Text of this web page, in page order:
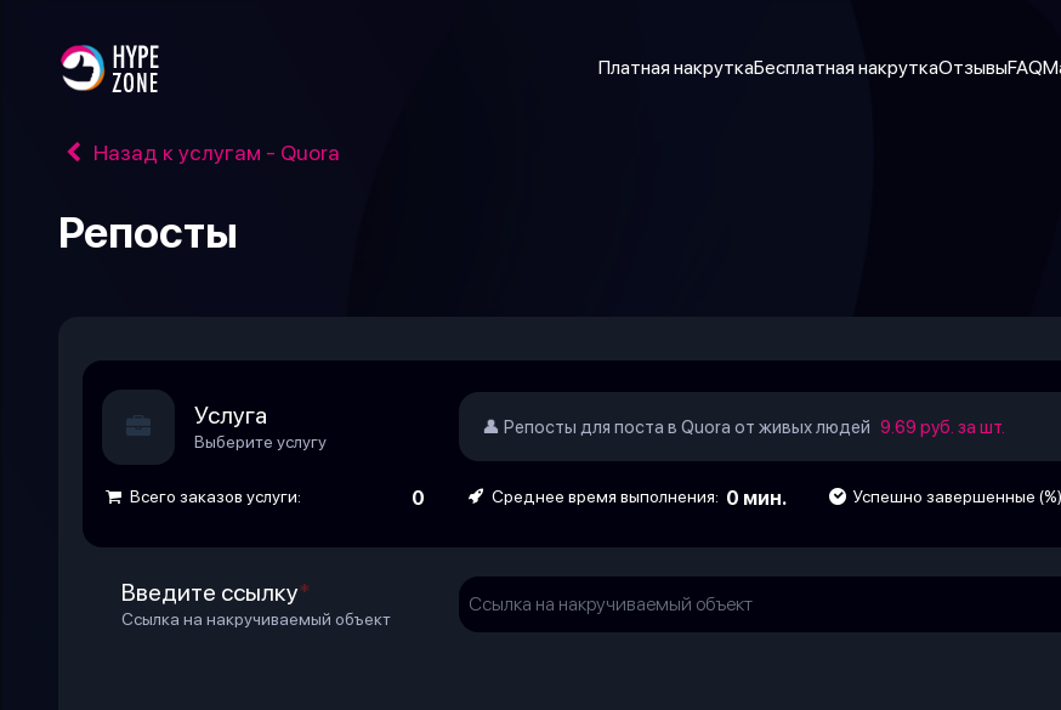
Платная накруткаБесплатная накруткаОтзывыFAQ
Назад к услугам - Quora
Репосты
Услуга
Выберите услугу
👤 Репосты для поста в Quora от живых людей 9.69 руб. за шт.
Всего заказов услуги: 0 Среднее время выполнения: 0 мин. Успешно завершенные
Введите ссылку*
Ссылка на накручиваемый объект